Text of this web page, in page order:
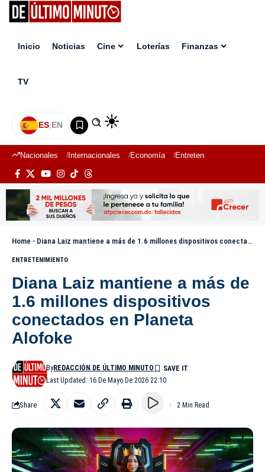
Inicio Noticias Cine Loterías Finanzas
TV
ES|EN
Nacionales Internacionales Economía Entretenimiento
Home - Diana Laiz mantiene a más de 1.6 millones dispositivos conectados en Planeta Alofoke
ENTRETENIMIENTO
Diana Laiz mantiene a más de
1.6 millones dispositivos
conectados en Planeta
Alofoke
Last Updated: 16 De Mayo De 2026 22:10
ByREDACCIÓN DE ÚLTIMO MINUTO
Share 2 Min Read